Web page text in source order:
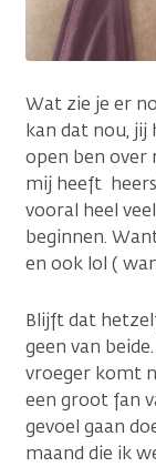
Wat zie je er
kan dat nou,
open ben over
mij heeft
vooral heel
beginnen.
en ook lol (
Blijft dat
geen van
vroeger komt
een groot fan
gevoel gaan
maand die ik